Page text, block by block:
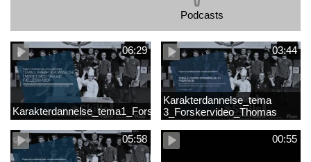
Podcasts
06:29
Karakterdannelse_tema1_Forskervideo_Antje
03:44
Karakterdannelse_tema
3_Forskervideo_Thomas
05:58 00:55